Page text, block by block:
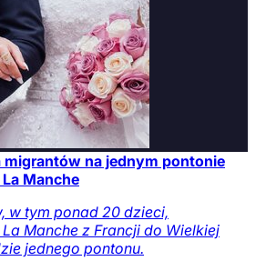
migrantów na jednym pontonie
La Manche
w tym ponad 20 dzieci,
La Manche z Francji do Wielkiej
jednego pontonu.